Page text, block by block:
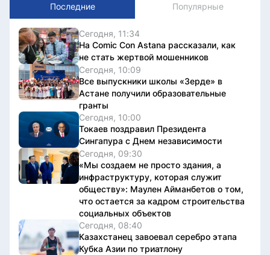
Последние Популярные
Сегодня, 11:34
На Comic Con Astana рассказали, как
не стать жертвой мошенников
Сегодня, 10:09
Все выпускники школы «Зерде» в
Астане получили образовательные
гранты
Сегодня, 10:00
Токаев поздравил Президента
Сингапура с Днем независимости
Сегодня, 09:30
«Мы создаем не просто здания, а
инфраструктуру, которая служит
обществу»: Маулен Айманбетов о том,
что остается за кадром строительства
социальных объектов
Сегодня, 08:40
Казахстанец завоевал серебро этапа
Кубка Азии по триатлону